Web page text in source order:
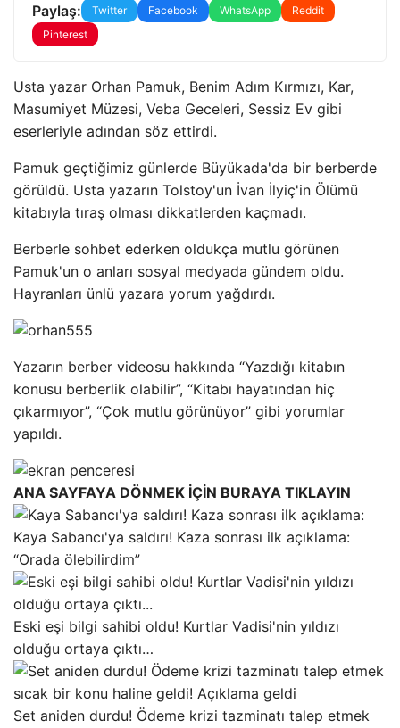
Paylaş: Twitter Facebook WhatsApp
Reddit
Pinterest
Usta yazar Orhan Pamuk, Benim Adım Kırmızı, Kar,
Masumiyet Müzesi, Veba Geceleri, Sessiz Ev gibi
eserleriyle adından söz ettirdi.
Pamuk geçtiğimiz günlerde Büyükada'da bir berberde
görüldü. Usta yazarın Tolstoy'un İvan İlyiç'in Ölümü
kitabıyla tıraş olması dikkatlerden kaçmadı.
Berberle sohbet ederken oldukça mutlu görünen
Pamuk'un o anları sosyal medyada gündem oldu.
Hayranları ünlü yazara yorum yağdırdı.
Yazarın berber videosu hakkında “Yazdığı kitabın
konusu berberlik olabilir”, “Kitabı hayatından hiç
çıkarmıyor”, “Çok mutlu görünüyor” gibi yorumlar
yapıldı.
ANA SAYFAYA DÖNMEK İÇİN BURAYA TIKLAYIN
Kaya Sabancı'ya saldırı! Kaza sonrası ilk açıklama:
“Orada ölebilirdim”
Eski eşi bilgi sahibi oldu! Kurtlar Vadisi'nin yıldızı
olduğu ortaya çıktı…
Set aniden durdu! Ödeme krizi tazminatı talep etmek